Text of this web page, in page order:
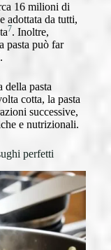
16 milioni di
adottata da tutti,
7. Inoltre,
pasta può far
.
della pasta
cotta, la pasta
successive,
e nutrizionali.
perfetti